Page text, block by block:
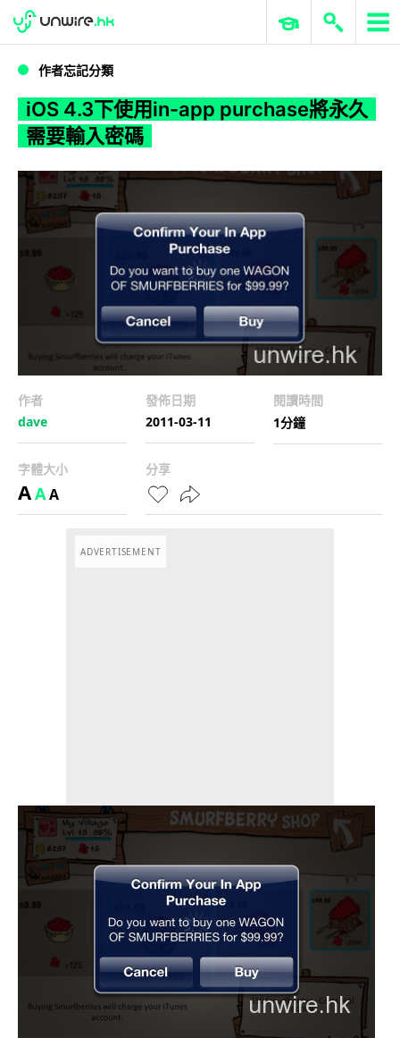
WWDC 2026 ERP 與商業 AI
作者忘記分類
iOS 4.3下使用in-app purchase將永久
需要輸入密碼
作者
dave
發佈日期
2011-03-11
閱讀時間
1分鐘
字體大小
AAA
分享
ADVERTISEMENT